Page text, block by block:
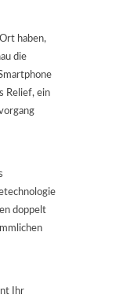
haben,
die
Relief, ein
doppelt
Ihr